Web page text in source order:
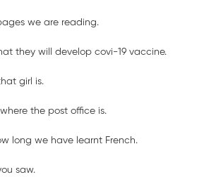
we are reading.
they will develop covi-19 vaccine.
girl is.
the post office is.
long we have learnt French.
saw.